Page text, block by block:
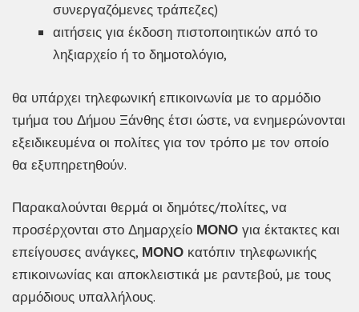
συνεργαζόμενες τράπεζες)
αιτήσεις για έκδοση πιστοποιητικών από το
ληξιαρχείο ή το δημοτολόγιο,
θα υπάρχει τηλεφωνική επικοινωνία με το αρμόδιο
τμήμα του Δήμου Ξάνθης έτσι ώστε, να ενημερώνονται
εξειδικευμένα οι πολίτες για τον τρόπο με τον οποίο
θα εξυπηρετηθούν.
Παρακαλούνται θερμά οι δημότες/πολίτες, να
προσέρχονται στο Δημαρχείο ΜΟΝΟ για έκτακτες και
επείγουσες ανάγκες, ΜΟΝΟ κατόπιν τηλεφωνικής
επικοινωνίας και αποκλειστικά με ραντεβού, με τους
αρμόδιους υπαλλήλους.